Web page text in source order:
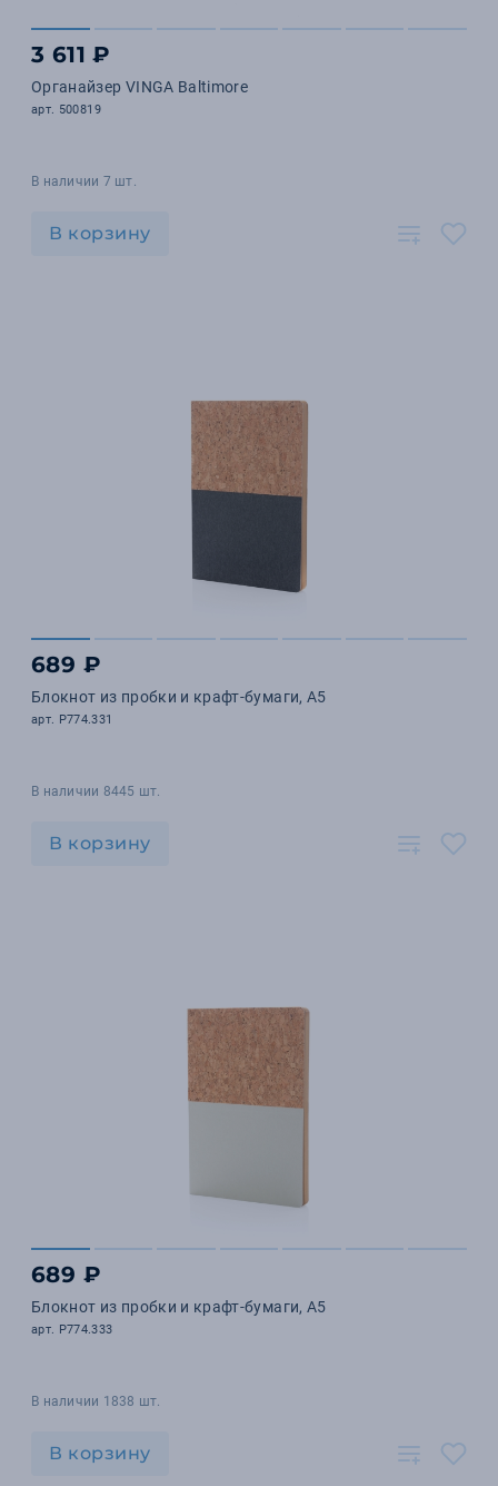
3 611 ₽
Органайзер VINGA Baltimore
арт. 500819
В наличии 7 шт.
В корзину
689 ₽
Блокнот из пробки и крафт-бумаги, A5
арт. P774.331
В наличии 8445 шт.
В корзину
689 ₽
Блокнот из пробки и крафт-бумаги, A5
арт. P774.333
В наличии 1838 шт.
В корзину